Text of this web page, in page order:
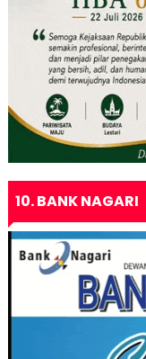
10. BANK NAGARI